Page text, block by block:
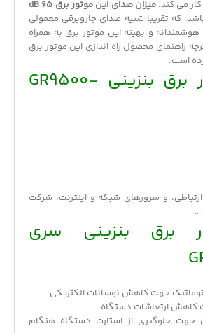
کار می کند.
میزان صدای این موتور برق 65 dB
که تقریبا شبیه صدای جاروبرقی معمولی
و بهینه این موتور برق به همراه
راهنمای محصول راه اندازی این موتور برق
است.
کاربرد موتور برق بنزینی GR9500-
و سرورهای شبکه و اینترنت، شرکت
…
برق بنزینی سری
اتوماتیک جهت کاهش نوسانات الکتریکی
کاهش ارتعاشات دستگاه
جلوگیری از استارت دستگاه هنگام